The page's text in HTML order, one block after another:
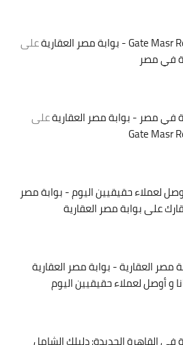
على
في مصر
في مصر - بوابة مصر العقاريةعلى
لعملاء حقيقيين اليوم - بوابة مصر
على بوابة مصر العقارية
العقارية - بوابة مصر العقارية
و أوصل لعملاء حقيقيين اليوم
القاهرة الجديدة: دليلك الشامل